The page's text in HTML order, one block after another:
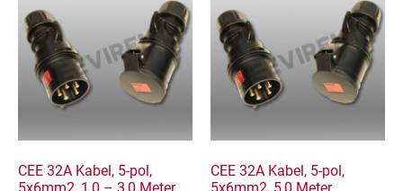
CEE 32A Kabel, 5-pol,
CEE 32A Kabel, 5-pol,